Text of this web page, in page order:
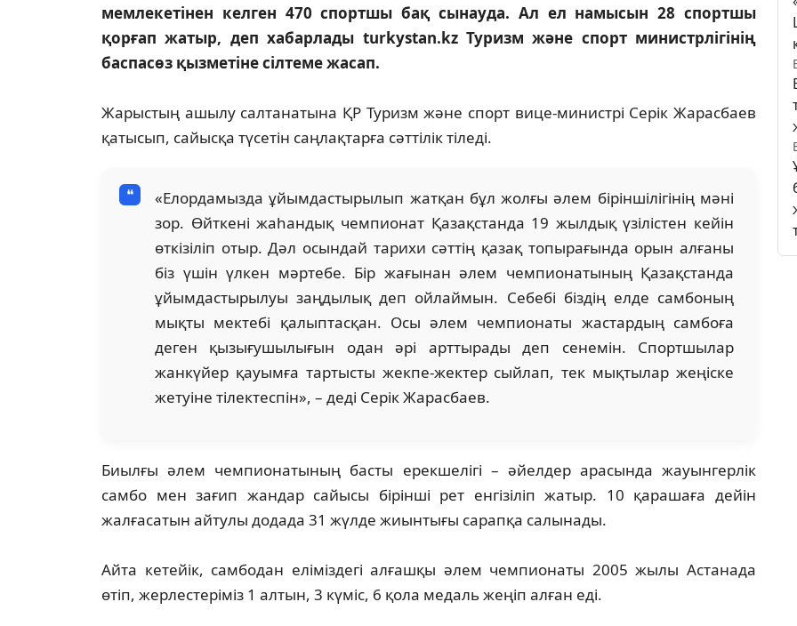
мемлекетінен келген 470 спортшы бақ сынауда. Ал ел намысын 28 спортшы
қорғап жатыр, деп хабарлады turkystan.kz Туризм және спорт министрлігінің
баспасөз қызметіне сілтеме жасап.
Жарыстың ашылу салтанатына ҚР Туризм және спорт вице-министрі Серік Жарасбаев
қатысып, сайысқа түсетін саңлақтарға сәттілік тіледі.
«Елордамызда ұйымдастырылып жатқан бұл жолғы әлем біріншілігінің мәні
зор. Өйткені жаһандық чемпионат Қазақстанда 19 жылдық үзілістен кейін
өткізіліп отыр. Дәл осындай тарихи сәттің қазақ топырағында орын алғаны
біз үшін үлкен мәртебе. Бір жағынан әлем чемпионатының Қазақстанда
ұйымдастырылуы заңдылық деп ойлаймын. Себебі біздің елде самбоның
мықты мектебі қалыптасқан. Осы әлем чемпионаты жастардың самбоға
деген қызығушылығын одан әрі арттырады деп сенемін. Спортшылар
жанкүйер қауымға тартысты жекпе-жектер сыйлап, тек мықтылар жеңіске
жетуіне тілектеспін», – деді Серік Жарасбаев.
Биылғы әлем чемпионатының басты ерекшелігі – әйелдер арасында жауынгерлік
самбо мен зағип жандар сайысы бірінші рет енгізіліп жатыр. 10 қарашаға дейін
жалғасатын айтулы додада 31 жүлде жиынтығы сарапқа салынады.
Айта кетейік, самбодан еліміздегі алғашқы әлем чемпионаты 2005 жылы Астанада
өтіп, жерлестеріміз 1 алтын, 3 күміс, 6 қола медаль жеңіп алған еді.